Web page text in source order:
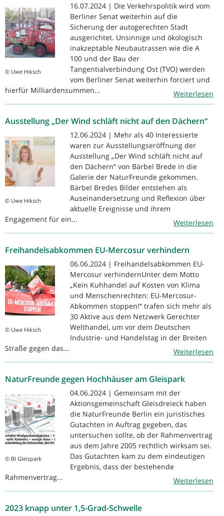
© Uwe Hiksch
16.07.2024 | Die Verkehrspolitik wird vom
Berliner Senat weiterhin auf die
Sicherung der autogerechten Stadt
ausgerichtet. Unsinnige und ökologisch
inakzeptable Neubautrassen wie die A
100 und der Bau der
Tangentialverbindung Ost (TVO) werden
vom Berliner Senat weiterhin forciert und
hierfür Milliardensummen...
Weiterlesen
Ausstellung „Der Wind schläft nicht auf den Dächern“
© Uwe Hiksch
12.06.2024 | Mehr als 40 Interessierte
waren zur Ausstellungseröffnung der
Ausstellung „Der Wind schläft nicht auf
den Dächern“ von Bärbel Brede in die
Galerie der NaturFreunde gekommen.
Bärbel Bredes Bilder entstehen als
Auseinandersetzung und Reflexion über
aktuelle Ereignisse und ihrem
Engagement für ein...
Weiterlesen
Freihandelsabkommen EU-Mercosur verhindern
© Uwe Hiksch
06.06.2024 | Freihandelsabkommen EU-
Mercosur verhindernUnter dem Motto
„Kein Kuhhandel auf Kosten von Klima
und Menschenrechten: EU-Mercosur-
Abkommen stoppen!“ trafen sich mehr als
30 Aktive aus dem Netzwerk Gerechter
Welthandel, um vor dem Deutschen
Industrie- und Handelstag in der Breiten
Straße gegen das...
Weiterlesen
NaturFreunde gegen Hochhäuser am Gleispark
© BI Gleispark
04.06.2024 | Gemeinsam mit der
Aktionsgemeinschaft Gleisdreieck haben
die NaturFreunde Berlin ein juristisches
Gutachten in Auftrag gegeben, das
untersuchen sollte, ob der Rahmenvertrag
aus dem Jahre 2005 rechtlich wirksam sei.
Das Gutachten kam zu dem eindeutigen
Ergebnis, dass der bestehende
Rahmenvertrag...
Weiterlesen
2023 knapp unter 1,5-Grad-Schwelle